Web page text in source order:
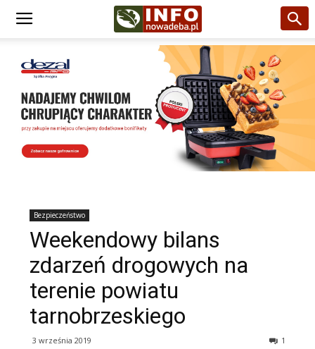
Bezpieczeństwo
Weekendowy bilans
zdarzeń drogowych na
terenie powiatu
tarnobrzeskiego
3 września 2019 1